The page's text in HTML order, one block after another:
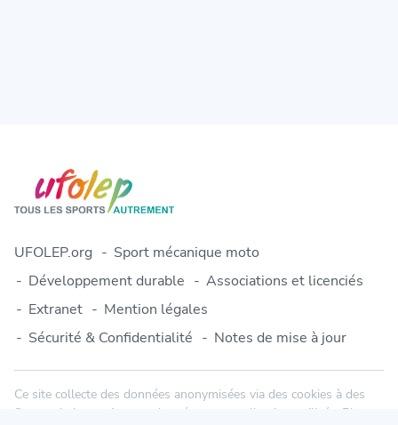
UFOLEP.org
Sport mécanique moto
Développement durable
Associations et licenciés
Extranet
Mention légales
Sécurité & Confidentialité
Notes de mise à jour
Ce site collecte des données anonymisées via des cookies à des
fins statistiques. Aucune donnée personnelle n'est utilisée. Plus